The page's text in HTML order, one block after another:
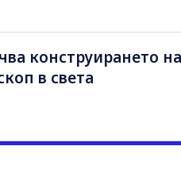
конструирането
в света